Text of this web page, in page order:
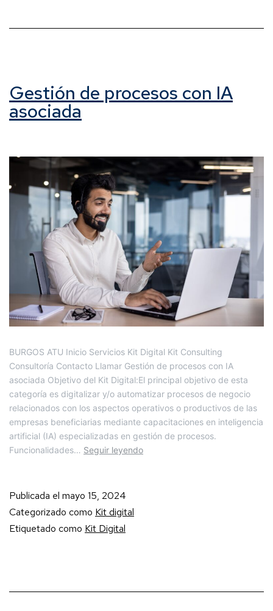
Gestión de procesos con IA
asociada
BURGOS ATU Inicio Servicios Kit Digital Kit Consulting
Consultoría Contacto Llamar Gestión de procesos con IA
asociada Objetivo del Kit Digital:El principal objetivo de esta
categoría es digitalizar y/o automatizar procesos de negocio
relacionados con los aspectos operativos o productivos de las
empresas beneficiarias mediante capacitaciones en inteligencia
artificial (IA) especializadas en gestión de procesos.
Funcionalidades… Seguir leyendo
Publicada el mayo 15, 2024
Categorizado como Kit digital
Etiquetado como Kit Digital